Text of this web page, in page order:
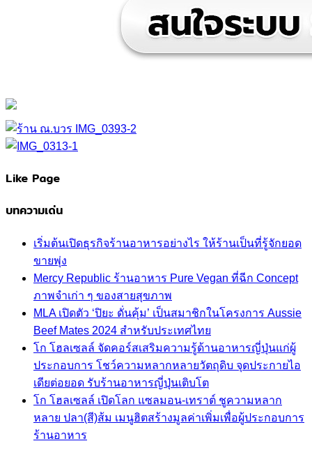
Like Page
บทความเด่น
เริ่มต้นเปิดธุรกิจร้านอาหารอย่างไร ให้ร้านเป็นที่รู้จักยอด
ขายพุ่ง
Mercy Republic ร้านอาหาร Pure Vegan ที่ฉีก Concept
ภาพจำเก่า ๆ ของสายสุขภาพ
MLA เปิดตัว ‘ปิยะ ดั่นคุ้ม’ เป็นสมาชิกในโครงการ Aussie
Beef Mates 2024 สำหรับประเทศไทย
โก โฮลเซลล์ จัดคอร์สเสริมความรู้ด้านอาหารญี่ปุ่นแก่ผู้
ประกอบการ โชว์ความหลากหลายวัตถุดิบ จุดประกายไอ
เดียต่อยอด รับร้านอาหารญี่ปุ่นเติบโต
โก โฮลเซลล์ เปิดโลก แซลมอน-เทราต์ ชูความหลาก
หลาย ปลา(สี)ส้ม เมนูฮิตสร้างมูลค่าเพิ่มเพื่อผู้ประกอบการ
ร้านอาหาร